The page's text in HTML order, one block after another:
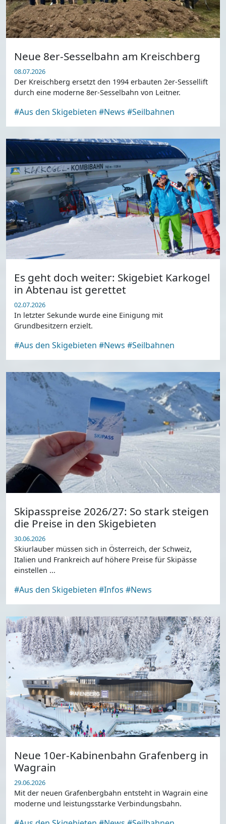
Neue 8er-Sesselbahn am Kreischberg
08.07.2026
Der Kreischberg ersetzt den 1994 erbauten 2er-Sessellift
durch eine moderne 8er-Sesselbahn von Leitner.
#Aus den Skigebieten #News #Seilbahnen
Es geht doch weiter: Skigebiet Karkogel
in Abtenau ist gerettet
02.07.2026
In letzter Sekunde wurde eine Einigung mit
Grundbesitzern erzielt.
#Aus den Skigebieten #News #Seilbahnen
Skipasspreise 2026/27: So stark steigen
die Preise in den Skigebieten
30.06.2026
Skiurlauber müssen sich in Österreich, der Schweiz,
Italien und Frankreich auf höhere Preise für Skipässe
einstellen ...
#Aus den Skigebieten #Infos #News
Neue 10er-Kabinenbahn Grafenberg in
Wagrain
29.06.2026
Mit der neuen Grafenbergbahn entsteht in Wagrain eine
moderne und leistungsstarke Verbindungsbahn.